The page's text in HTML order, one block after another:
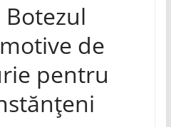
Botezul
de
pentru